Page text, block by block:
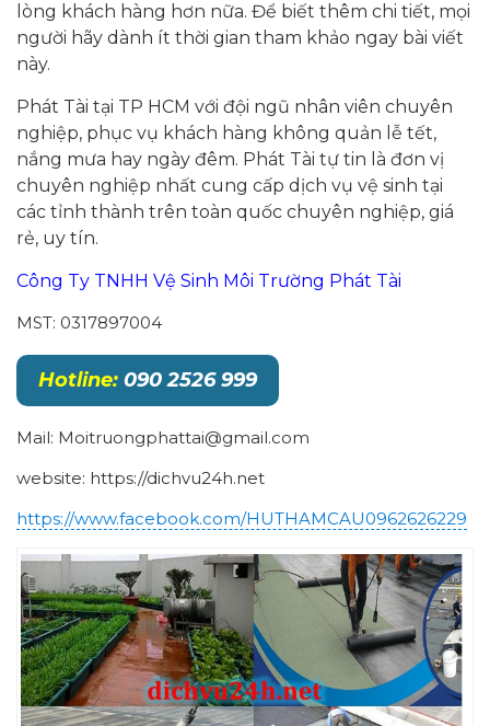
lòng khách hàng hơn nữa. Để biết thêm chi tiết, mọi
người hãy dành ít thời gian tham khảo ngay bài viết
này.
Phát Tài tại TP HCM với đội ngũ nhân viên chuyên
nghiệp, phục vụ khách hàng không quản lễ tết,
nắng mưa hay ngày đêm. Phát Tài tự tin là đơn vị
chuyên nghiệp nhất cung cấp dịch vụ vệ sinh tại
các tỉnh thành trên toàn quốc chuyên nghiệp, giá
rẻ, uy tín.
Công Ty TNHH Vệ Sinh Môi Trường Phát Tài
MST: 0317897004
Hotline: 090 2526 999
Mail: Moitruongphattai@gmail.com
website: https://dichvu24h.net
https://www.facebook.com/HUTHAMCAU0962626229